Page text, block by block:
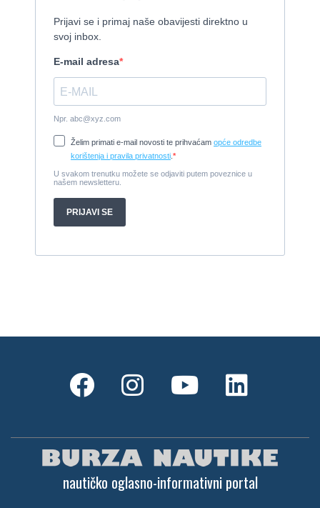
nautičko oglasno-informativni portal